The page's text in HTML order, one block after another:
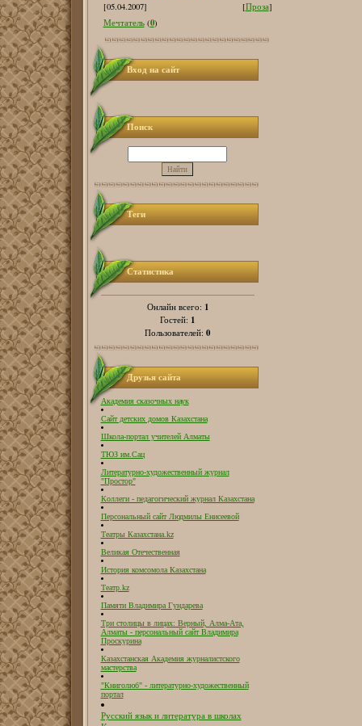
[05.04.2007]
[Проза]
Мечтатель (0)
Вход на сайт
Поиск
Теги
Статистика
Онлайн всего: 1
Гостей: 1
Пользователей: 0
Друзья сайта
Академия сказочных наук
Сайт детских домов Казахстана
Школа-портал учителей Алматы
ТЮЗ им.Сац
Литературно-художественный журнал
"Простор"
Коллеги - педагогический журнал Казахстана
Персональный сайт Людмилы Енисеевой
Театры Казахстана.kz
Великая Отечественная
История комсомола Казахстана
Театр.kz
Памяти Владимира Гундарева
Три столицы в лицах: Верный, Алма-Ата,
Алматы - персональный сайт Владимира
Проскурина
Казахстанская Академия журналистского
мастерства
"Книголюб" - литературно-художественный
портал
Русский язык и литература в школах